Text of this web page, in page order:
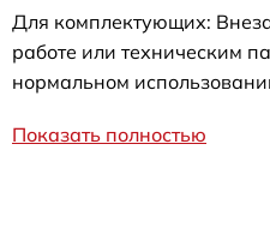
Для комплектующих:
работе или техническим
нормальном
Показать полностью